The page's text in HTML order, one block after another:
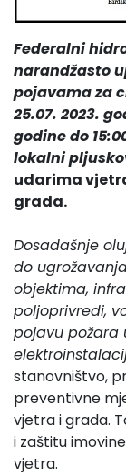
Federalni
narandžasto
pojavama za
25.07. 2023.
godine do
lokalni
udarima
grada.
Dosadašnje
do
objektima,
poljoprivredi,
pojavu požara
stanovništvo,
preventivne
vjetra i grada.
i zaštitu
vjetra.